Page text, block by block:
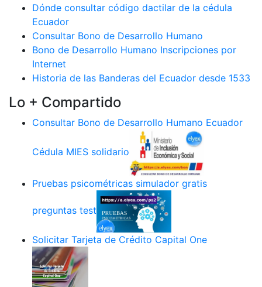
Dónde consultar código dactilar de la cédula
Ecuador
Consultar Bono de Desarrollo Humano
Bono de Desarrollo Humano Inscripciones por
Internet
Historia de las Banderas del Ecuador desde 1533
Lo + Compartido
Consultar Bono de Desarrollo Humano Ecuador
Cédula MIES solidario
Pruebas psicométricas simulador gratis
preguntas test
Solicitar Tarjeta de Crédito Capital One